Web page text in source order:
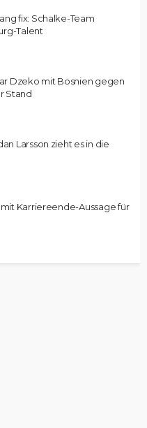
fix: Schalke-Team
Talent
Dzeko mit Bosnien gegen
Stand
Larsson zieht es in die
Karriereende-Aussage für